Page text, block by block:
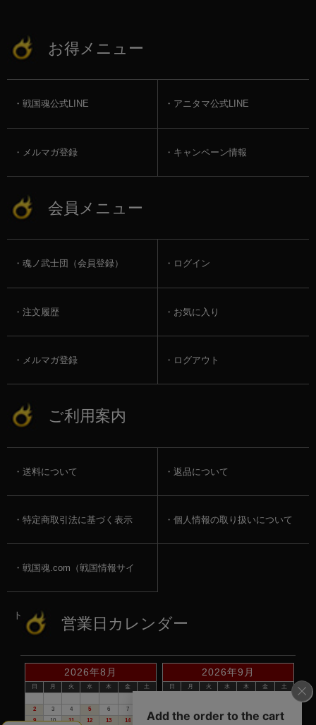
お得メニュー
戦国魂公式LINE アニタマ公式LINE
メルマガ登録 キャンペーン情報
会員メニュー
魂ノ武士団（会員登録） ログイン
注文履歴 お気に入り
メルマガ登録 ログアウト
ご利用案内
送料について 返品について
特定商取引法に基づく表示 個人情報の取り扱いについて
戦国魂.com（戦国情報サイ
ト） 営業日カレンダー
2026年8月
日 月 火 水 木 金
土
2
3 4 5 6 7
9
10 11 12 13 14 15
2026年9月
日 月 火 水 木 金
土
13
14 15 16 17 18 19